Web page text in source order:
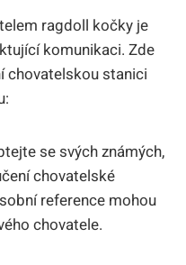
ragdoll kočky je
komunikaci. Zde
chovatelskou ⁢stanici
se svých známých,
chovatelské
reference mohou
chovatele.